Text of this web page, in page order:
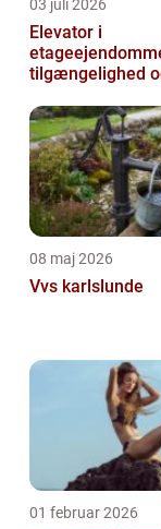
03 juli 2026
Elevator i
tilgængelighed
08 maj 2026
Vvs karlslunde
01 februar 2026